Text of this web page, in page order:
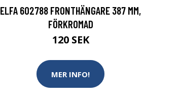
ELFA 602788 FRONTHÄNGARE 387 MM,
FÖRKROMAD
120 SEK
MER INFO!